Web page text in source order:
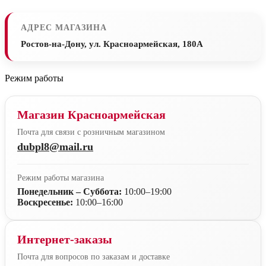
АДРЕС МАГАЗИНА
Ростов-на-Дону, ул. Красноармейская, 180А
Режим работы
Магазин Красноармейская
Почта для связи с розничным магазином
dubpl8@mail.ru
Режим работы магазина
Понедельник – Суббота: 10:00–19:00
Воскресенье: 10:00–16:00
Интернет-заказы
Почта для вопросов по заказам и доставке